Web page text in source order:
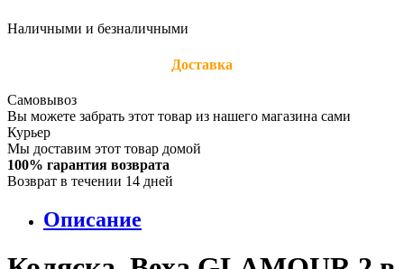
Наличными и безналичными
Доставка
Самовывоз
Вы можете забрать этот товар из нашего магазина сами
Курьер
Мы доставим этот товар домой
100% гарантия возврата
Возврат в течении 14 дней
Описание